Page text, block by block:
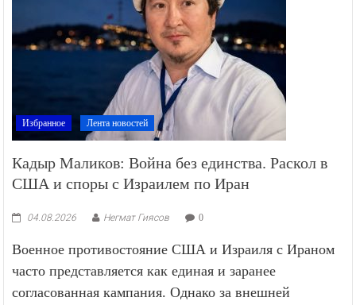
Избранное Лента новостей
Кадыр Маликов: Война без единства. Раскол в
США и споры с Израилем по Иран
04.08.2026 Негмат Гиясов 0
Военное противостояние США и Израиля с Ираном
часто представляется как единая и заранее
согласованная кампания. Однако за внешней